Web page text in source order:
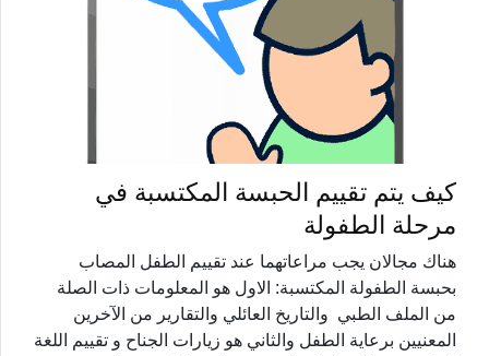
كيف يتم تقييم الحبسة المكتسبة في
مرحلة الطفولة
هناك مجالان يجب مراعاتهما عند تقييم الطفل المصاب
بحبسة الطفولة المكتسبة: الاول هو المعلومات ذات الصلة
من الملف الطبي والتاريخ العائلي والتقارير من الآخرين
المعنيين برعاية الطفل والثاني هو زيارات الجناح و تقييم اللغة